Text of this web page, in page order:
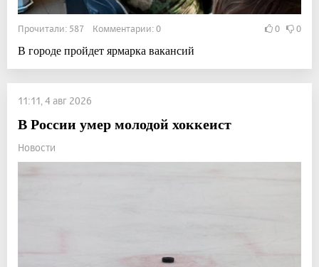
Прочитали: 587 Комментарии: 0 0 0
В городе пройдет ярмарка вакансий
11:11, 4 авг 2026
В России умер молодой хоккеист
Новости